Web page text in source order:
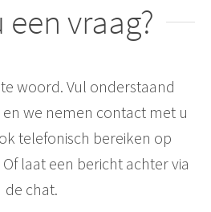
een vraag?
woord. Vul onderstaand
we nemen contact met u
telefonisch bereiken op
laat een bericht achter via
de chat.